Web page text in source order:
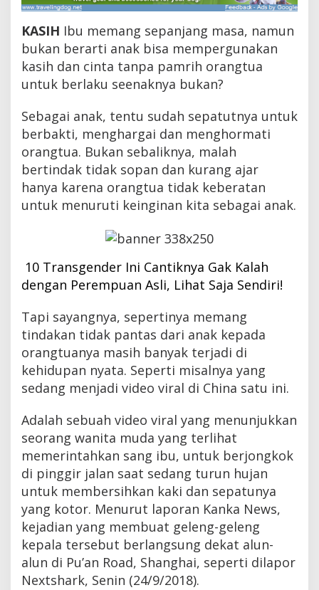
n
t
a
M
u
d
i
C
h
n
a
P
e
i
a
h
a
s
a
g
I
u
B
e
r
i
h
k
n
K
a
k
i
KASIH Ibu memang sepanjang masa, namun
bukan berarti anak bisa mempergunakan
kasih dan cinta tanpa pamrih orangtua
untuk berlaku seenaknya bukan?
Sebagai anak, tentu sudah sepatutnya untuk
berbakti, menghargai dan menghormati
orangtua. Bukan sebaliknya, malah
bertindak tidak sopan dan kurang ajar
hanya karena orangtua tidak keberatan
untuk menuruti keinginan kita sebagai anak.
10 Transgender Ini Cantiknya Gak Kalah
dengan Perempuan Asli, Lihat Saja Sendiri!
Tapi sayangnya, sepertinya memang
tindakan tidak pantas dari anak kepada
orangtuanya masih banyak terjadi di
kehidupan nyata. Seperti misalnya yang
sedang menjadi video viral di China satu ini.
Adalah sebuah video viral yang menunjukkan
seorang wanita muda yang terlihat
memerintahkan sang ibu, untuk berjongkok
di pinggir jalan saat sedang turun hujan
untuk membersihkan kaki dan sepatunya
yang kotor. Menurut laporan Kanka News,
kejadian yang membuat geleng-geleng
kepala tersebut berlangsung dekat alun-
alun di Pu’an Road, Shanghai, seperti dilapor
Nextshark, Senin (24/9/2018).